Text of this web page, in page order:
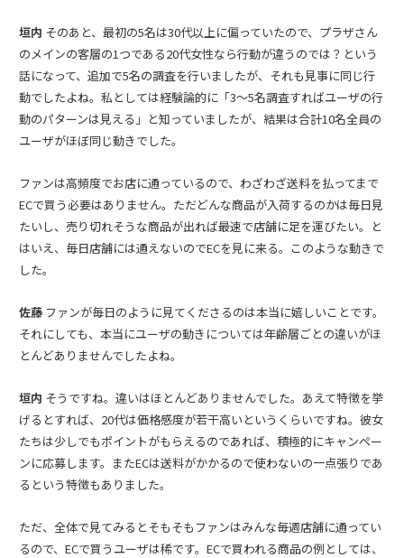
垣内 そのあと、最初の5名は30代以上に偏っていたので、プラザさん
のメインの客層の1つである20代女性なら行動が違うのでは？という
話になって、追加で5名の調査を行いましたが、それも見事に同じ行
動でしたよね。私としては経験論的に「3～5名調査すればユーザの行
動のパターンは見える」と知っていましたが、結果は合計10名全員の
ユーザがほぼ同じ動きでした。
ファンは高頻度でお店に通っているので、わざわざ送料を払ってまで
ECで買う必要はありません。ただどんな商品が入荷するのかは毎日見
たいし、売り切れそうな商品が出れば最速で店舗に足を運びたい。と
はいえ、毎日店舗には通えないのでECを見に来る。このような動きで
した。
佐藤 ファンが毎日のように見てくださるのは本当に嬉しいことです。
それにしても、本当にユーザの動きについては年齢層ごとの違いがほ
とんどありませんでしたよね。
垣内 そうですね。違いはほとんどありませんでした。あえて特徴を挙
げるとすれば、20代は価格感度が若干高いというくらいですね。彼女
たちは少しでもポイントがもらえるのであれば、積極的にキャンペー
ンに応募します。またECは送料がかかるので使わないの一点張りであ
るという特徴もありました。
ただ、全体で見てみるとそもそもファンはみんな毎週店舗に通ってい
るので、ECで買うユーザは稀です。ECで買われる商品の例としては、